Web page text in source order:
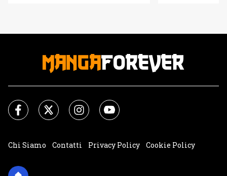
Chi Siamo Contatti Privacy Policy
Cookie Policy